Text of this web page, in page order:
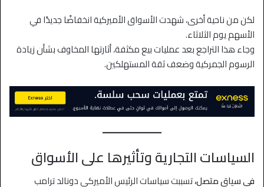
لكن من ناحية أخرى، شهدت الأسواق الأميركية انخفاضًا جديدًا في
الأسهم يوم الثلاثاء.
وجاء هذا التراجع بعد عمليات بيع مكثفة، أثارتها المخاوف بشأن زيادة
الرسوم الجمركية وضعف ثقة المستهلكين.
السياسات التجارية وتأثيرها على الأسواق
في سياق متصل،تسببت سياسات الرئيس الأميركي دونالد ترامب